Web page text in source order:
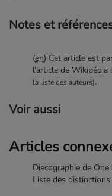
Notes et
(en) Cet article est
l’article de
la liste des auteurs).
Voir aussi
Articles
Discographie de One
Liste des